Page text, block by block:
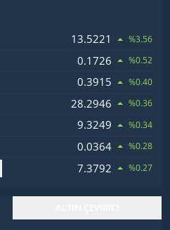
13.5221 %3.56
0.1726 %0.52
0.3915 %0.40
28.2946 %0.36
9.3249 %0.34
0.0364 %0.28
7.3792 %0.27